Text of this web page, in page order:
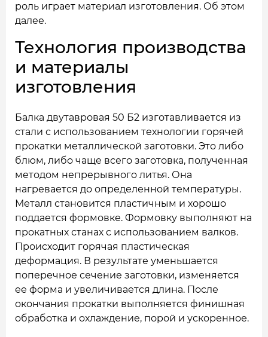
роль играет материал изготовления. Об этом
далее.
Технология производства
и материалы
изготовления
Балка двутавровая 50 Б2 изготавливается из
стали с использованием технологии горячей
прокатки металлической заготовки. Это либо
блюм, либо чаще всего заготовка, полученная
методом непрерывного литья. Она
нагревается до определенной температуры.
Металл становится пластичным и хорошо
поддается формовке. Формовку выполняют на
прокатных станах с использованием валков.
Происходит горячая пластическая
деформация. В результате уменьшается
поперечное сечение заготовки, изменяется
ее форма и увеличивается длина. После
окончания прокатки выполняется финишная
обработка и охлаждение, порой и ускоренное.